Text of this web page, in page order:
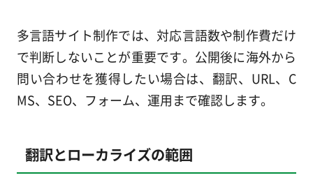
多言語サイト制作では、対応言語数や制作費だけ
で判断しないことが重要です。公開後に海外から
問い合わせを獲得したい場合は、翻訳、URL、C
MS、SEO、フォーム、運用まで確認します。
翻訳とローカライズの範囲